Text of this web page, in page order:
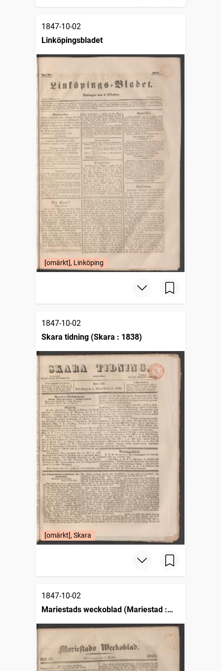
1847-10-02
Linköpingsbladet
[omärkt], Linköping
1847-10-02
Skara tidning (Skara : 1838)
[omärkt], Skara
1847-10-02
Mariestads weckoblad (Mariestad :
1834)